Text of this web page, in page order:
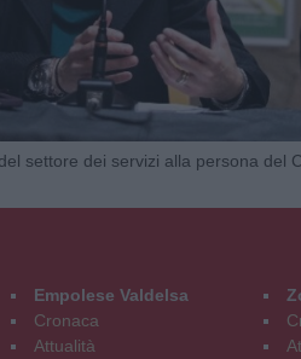
settore dei servizi alla persona del
Empolese Valdelsa
Cronaca
Attualità